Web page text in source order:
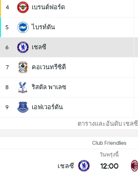
4 เบรนต์ฟอร์ด
5 ไบรท์ตัน
6 เชลซี
7 คอเวนทรีซิตี
8 ริสตัล พาเลซ
9 เอฟเวอร์ตัน
ตารางและอันดับ เชลซี
Club Friendlies
เชลซี
วันพรุ่งนี้
12:00